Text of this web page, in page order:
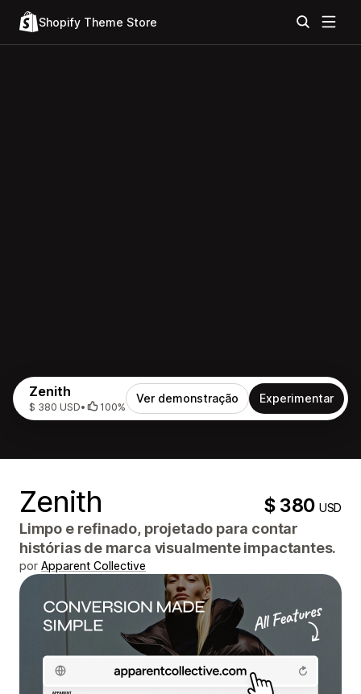
Shopify Theme Store
Zenith
$ 380 USD• 100%
Ver demonstração Experimentar
Zenith $ 380USD
Limpo e refinado, projetado para contar
histórias de marca visualmente impactantes.
por Apparent Collective